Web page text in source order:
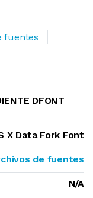
fuentes
DFONT
X Data Fork Font
de fuentes
N/A